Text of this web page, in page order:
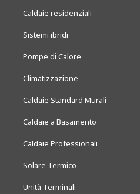
Caldaie residenziali
Sistemi ibridi
Pompe di Calore
Climatizzazione
Caldaie Standard Murali
Caldaie a Basamento
Caldaie Professionali
Solare Termico
Unità Terminali